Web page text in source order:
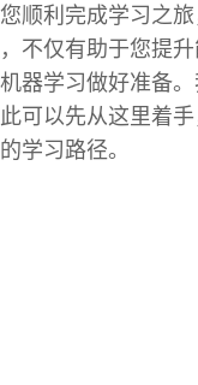
顺利完成学习之旅
不仅有助于您提升
器学习做好准备
可以先从这里着
学习路径。